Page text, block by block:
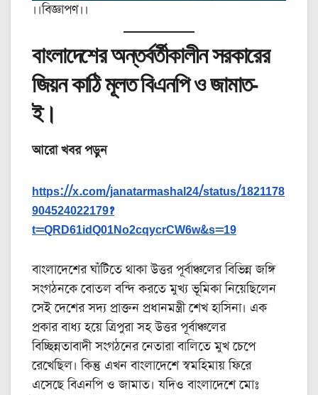
।।বিজ্ঞাপণ।।
বাংলাদেশের অন্তর্বর্তীকালীন সরকারের
জিয়ন কাঠি মূলত বিএনপি ও জামাত-
ই।
আরো খবর পড়ুন
https://x.com/janatarmashal24/status/1821178
904524022179?
t=QRD61idQ01No2cqycrCW6w&s=19
বাংলাদেশের ঘাঁটিতে থাকা উত্তর পূর্বাঞ্চলের বিভিন্ন জঙ্গি
সংগঠনকে বোতল বন্দি করতে মুখ্য ভূমিকা নিয়েছিলেন
সেই দেশের সদ্য প্রাক্তন প্রধানমন্ত্রী শেখ হাসিনা। এক
প্রকার বাধ্য হয়ে ত্রিপুরা সহ উত্তর পূর্বাঞ্চলের
বিচ্ছিন্নতাবাদী সংগঠনের নেতারা বালিতে মুখ চেপে
রেখেছিল। কিন্তু এখন বাংলাদেশে স্বমহিমায় ফিরে
এসেছে বিএনপি ও জামাত। যদিও বাংলাদেশে মোঃ